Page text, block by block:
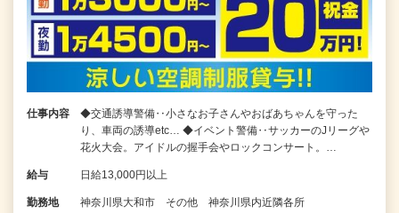
仕事内容
◆交通誘導警備‥小さなお子さんやおばあちゃんを守った
り、車両の誘導etc… ◆イベント警備‥サッカーのJリーグや
花火大会。アイドルの握手会やロックコンサート。…
給与 日給13,000円以上
勤務地 神奈川県大和市 その他 神奈川県内近隣各所